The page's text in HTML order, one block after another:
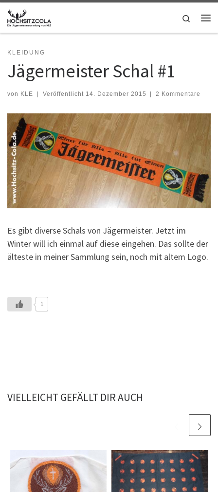
Zum Inhalt springen
Search
KLEIDUNG
Jägermeister Schal #1
von KLE Veröffentlicht 14. Dezember 2015 2 Kommentare
Es gibt diverse Schals von Jägermeister. Jetzt im
Winter will ich einmal auf diese eingehen. Das sollte der
älteste in meiner Sammlung sein, noch mit altem Logo.
1
VIELLEICHT GEFÄLLT DIR AUCH